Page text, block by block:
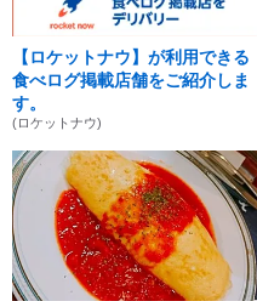
【ロケットナウ】が利用できる
食べログ掲載店舗をご紹介しま
す。
(ロケットナウ)